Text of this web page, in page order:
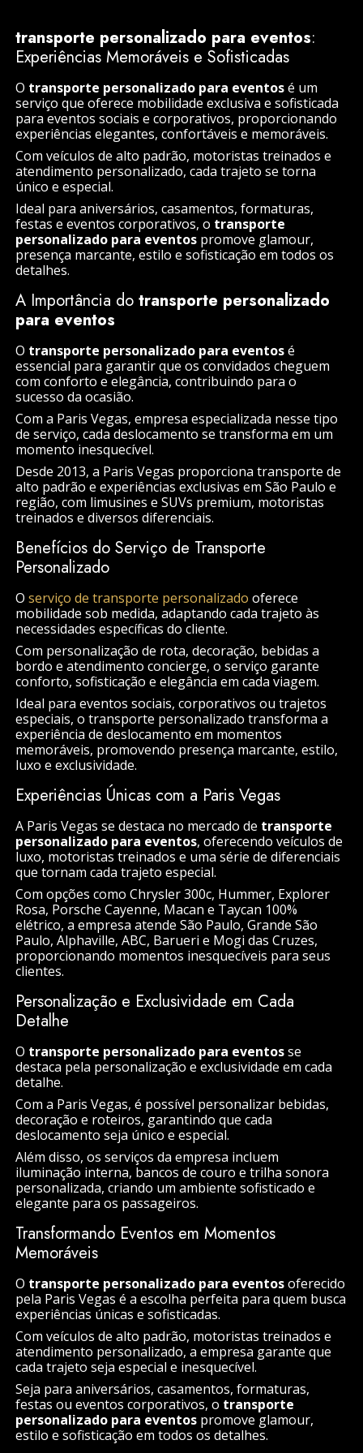
transporte personalizado para eventos:
Experiências Memoráveis e Sofisticadas
O transporte personalizado para eventosé um
serviço que oferece mobilidade exclusiva e sofisticada
para eventos sociais e corporativos, proporcionando
experiências elegantes, confortáveis e memoráveis.
Com veículos de alto padrão, motoristas treinados e
atendimento personalizado, cada trajeto se torna
único e especial.
Ideal para aniversários, casamentos, formaturas,
festas e eventos corporativos, o transporte
personalizado para eventos promove glamour,
presença marcante, estilo e sofisticação em todos os
detalhes.
A Importância dotransporte personalizado
para eventos
O transporte personalizado para eventosé
essencial para garantir que os convidados cheguem
com conforto e elegância, contribuindo para o
sucesso da ocasião.
Com a Paris Vegas, empresa especializada nesse tipo
de serviço, cada deslocamento se transforma em um
momento inesquecível.
Desde 2013, a Paris Vegas proporciona transporte de
alto padrão e experiências exclusivas em São Paulo e
região, com limusines e SUVs premium, motoristas
treinados e diversos diferenciais.
Benefícios do Serviço de Transporte
Personalizado
Oserviço de transporte personalizado oferece
mobilidade sob medida, adaptando cada trajeto às
necessidades específicas do cliente.
Com personalização de rota, decoração, bebidas a
bordo e atendimento concierge, o serviço garante
conforto, sofisticação e elegância em cada viagem.
Ideal para eventos sociais, corporativos ou trajetos
especiais, o transporte personalizado transforma a
experiência de deslocamento em momentos
memoráveis, promovendo presença marcante, estilo,
luxo e exclusividade.
Experiências Únicas com a Paris Vegas
A Paris Vegas se destaca no mercado de transporte
personalizado para eventos, oferecendo veículos de
luxo, motoristas treinados e uma série de diferenciais
que tornam cada trajeto especial.
Com opções como Chrysler 300c, Hummer, Explorer
Rosa, Porsche Cayenne, Macan e Taycan 100%
elétrico, a empresa atende São Paulo, Grande São
Paulo, Alphaville, ABC, Barueri e Mogi das Cruzes,
proporcionando momentos inesquecíveis para seus
clientes.
Personalização e Exclusividade em Cada
Detalhe
O transporte personalizado para eventosse
destaca pela personalização e exclusividade em cada
detalhe.
Com a Paris Vegas, é possível personalizar bebidas,
decoração e roteiros, garantindo que cada
deslocamento seja único e especial.
Além disso, os serviços da empresa incluem
iluminação interna, bancos de couro e trilha sonora
personalizada, criando um ambiente sofisticado e
elegante para os passageiros.
Transformando Eventos em Momentos
Memoráveis
O transporte personalizado para eventosoferecido
pela Paris Vegas é a escolha perfeita para quem busca
experiências únicas e sofisticadas.
Com veículos de alto padrão, motoristas treinados e
atendimento personalizado, a empresa garante que
cada trajeto seja especial e inesquecível.
Seja para aniversários, casamentos, formaturas,
festas ou eventos corporativos, o transporte
personalizado para eventos promove glamour,
estilo e sofisticação em todos os detalhes.